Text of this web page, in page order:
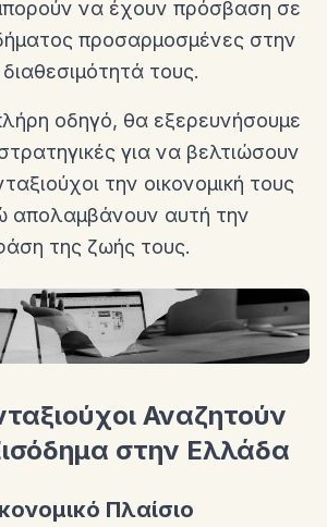
να έχουν πρόσβαση σε
προσαρμοσμένες στην
διαθεσιμότητά τους.
οδηγό, θα εξερευνήσουμε
για να βελτιώσουν
την οικονομική τους
απολαμβάνουν αυτή την
της ζωής τους.
Αναζητούν
στην Ελλάδα
Πλαίσιο